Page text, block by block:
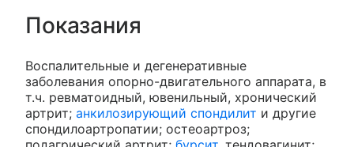
Показания
Воспалительные и дегенеративные
заболевания опорно-двигательного аппарата, в
т.ч. ревматоидный, ювенильный, хронический
артрит; анкилозирующий спондилит и другие
спондилоартропатии; остеоартроз;